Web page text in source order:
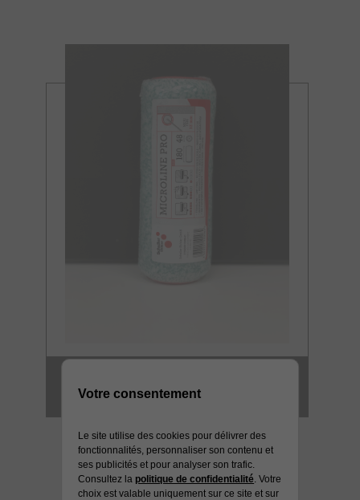
MICROFIBRE 12 MM HD
Votre consentement
Le site utilise des cookies pour délivrer des
fonctionnalités, personnaliser son contenu et
ses publicités et pour analyser son trafic.
Consultez la politique de confidentialité . Votre
choix est valable uniquement sur ce site et sur